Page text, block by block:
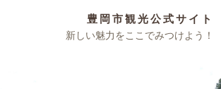
豊岡市観光公式サイト
新しい魅力をここでみつけよう！